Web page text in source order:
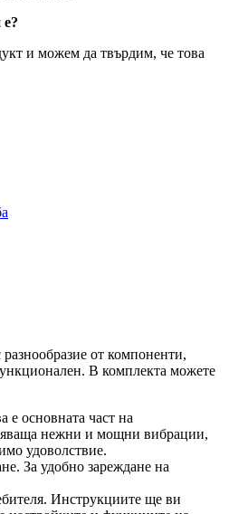
и можем да твърдим, че това
от компоненти,
В комплекта можете
основната част на
нежни и мощни вибрации,
удоволствие.
За удобно зареждане на
Инструкциите ще ви